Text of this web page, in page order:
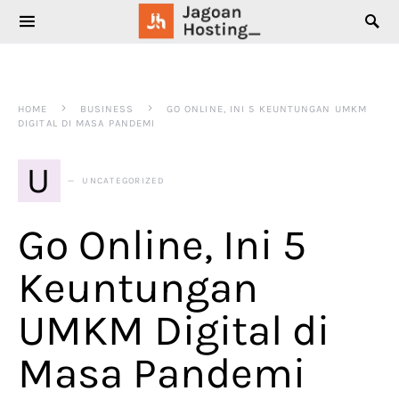
SEARCH FOR:
HOME BUSINESS
GO ONLINE, INI 5 KEUNTUNGAN UMKM
DIGITAL DI MASA PANDEMI
U UNCATEGORIZED
Go Online, Ini 5
Keuntungan
UMKM Digital di
Masa Pandemi